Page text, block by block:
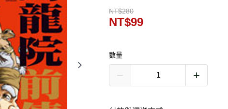
NT$280
NT$99
數量